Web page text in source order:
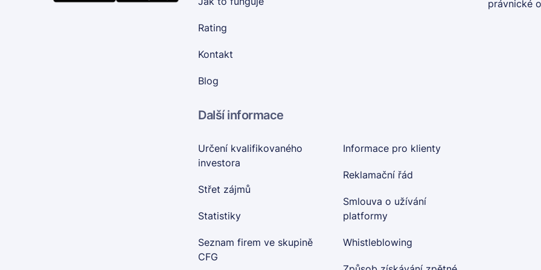
Rating
Kontakt
Blog
právnické
Další informace
Určení kvalifikovaného
investora
Střet zájmů
Statistiky
Seznam firem ve skupině
CFG
Informace pro klienty
Reklamační řád
Smlouva o užívání
platformy
Whistleblowing